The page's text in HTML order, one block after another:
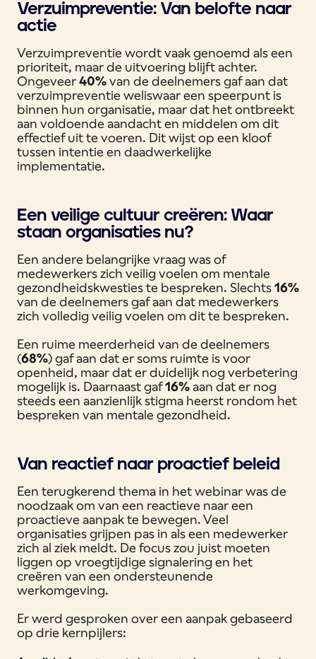
Verzuimpreventie: Van belofte naar
actie
Verzuimpreventie wordt vaak genoemd als een
prioriteit, maar de uitvoering blijft achter.
Ongeveer40%van de deelnemers gaf aan dat
verzuimpreventie weliswaar een speerpunt is
binnen hun organisatie, maar dat het ontbreekt
aan voldoende aandacht en middelen om dit
effectief uit te voeren. Dit wijst op een kloof
tussen intentie en daadwerkelijke
implementatie.
Een veilige cultuur creëren: Waar
staan organisaties nu?
Een andere belangrijke vraag was of
medewerkers zich veilig voelen om mentale
gezondheidskwesties te bespreken. Slechts16%
van de deelnemers gaf aan dat medewerkers
zich volledig veilig voelen om dit te bespreken.
Een ruime meerderheid van de deelnemers
(68%) gaf aan dat er soms ruimte is voor
openheid, maar dat er duidelijk nog verbetering
mogelijk is. Daarnaast gaf16%aan dat er nog
steeds een aanzienlijk stigma heerst rondom het
bespreken van mentale gezondheid.
Van reactief naar proactief beleid
Een terugkerend thema in het webinar was de
noodzaak om van een reactieve naar een
proactieve aanpak te bewegen. Veel
organisaties grijpen pas in als een medewerker
zich al ziek meldt. De focus zou juist moeten
liggen op vroegtijdige signalering en het
creëren van een ondersteunende
werkomgeving.
Er werd gesproken over een aanpak gebaseerd
op drie kernpijlers: